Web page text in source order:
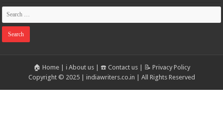
🏠 Home| ℹ️ About us| ☎️ Contact us|
📝 Privacy Policy
Copyright © 2025 | indiawriters.co.in | All Rights Reserved